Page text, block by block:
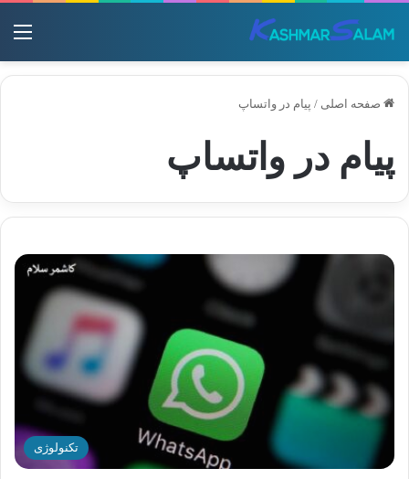
صفحه اصلی / پیام در واتساپ
پیام در واتساپ
تکنولوژی